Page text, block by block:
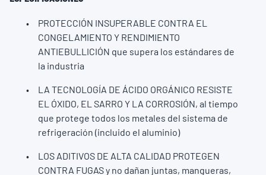
PROTECCIÓN INSUPERABLE CONTRA EL
CONGELAMIENTO Y RENDIMIENTO
ANTIEBULLICIÓN que supera los estándares de
la industria
LA TECNOLOGÍA DE ÁCIDO ORGÁNICO RESISTE
EL ÓXIDO, EL SARRO Y LA CORROSIÓN, al tiempo
que protege todos los metales del sistema de
refrigeración (incluido el aluminio)
LOS ADITIVOS DE ALTA CALIDAD PROTEGEN
CONTRA FUGAS y no dañan juntas, mangueras,